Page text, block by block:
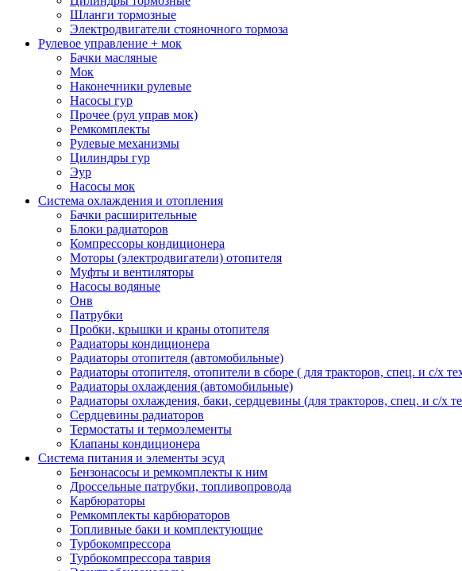
Шланги тормозные
Электродвигатели стояночного тормоза
Рулевое управление + мок
Бачки масляные
Мок
Наконечники рулевые
Насосы гур
Прочее (рул управ мок)
Ремкомплекты
Рулевые механизмы
Цилиндры гур
Эур
Насосы мок
Система охлаждения и отопления
Бачки расширительные
Блоки радиаторов
Компрессоры кондиционера
Моторы (электродвигатели) отопителя
Муфты и вентиляторы
Насосы водяные
Онв
Патрубки
Пробки, крышки и краны отопителя
Радиаторы кондиционера
Радиаторы отопителя (автомобильные)
Радиаторы отопителя, отопители в сборе ( для тракторов, спец. и с/х
Радиаторы охлаждения (автомобильные)
Радиаторы охлаждения, баки, сердцевины (для тракторов, спец. и с/х
Сердцевины радиаторов
Термостаты и термоэлементы
Клапаны кондиционера
Система питания и элементы эсуд
Бензонасосы и ремкомплекты к ним
Дроссельные патрубки, топливопровода
Карбюраторы
Ремкомплекты карбюраторов
Топливные баки и комплектующие
Турбокомпрессора
Турбокомпрессора таврия